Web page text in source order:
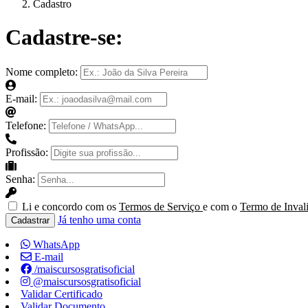
Cadastro
Cadastre-se:
Nome completo:
E-mail:
Telefone:
Profissão:
Senha:
Li e concordo com os Termos de Serviço e com o Termo de
Cadastrar Já tenho uma conta
WhatsApp
E-mail
/maiscursosgratisoficial
@maiscursosgratisoficial
Validar Certificado